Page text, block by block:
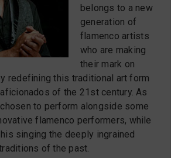
belongs to a new
generation of
flamenco artists
who are making
their mark on
redefining this traditional art form
of the 21st century. As
to perform alongside some
flamenco performers, while
singing the deeply ingrained
of the past.